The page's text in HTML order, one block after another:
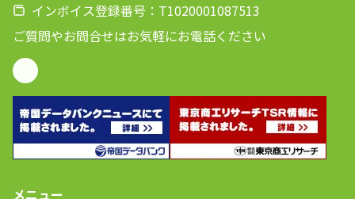
インボイス登録番号：T1020001087513
ご質問やお問合せはお気軽にお電話ください
メニュー